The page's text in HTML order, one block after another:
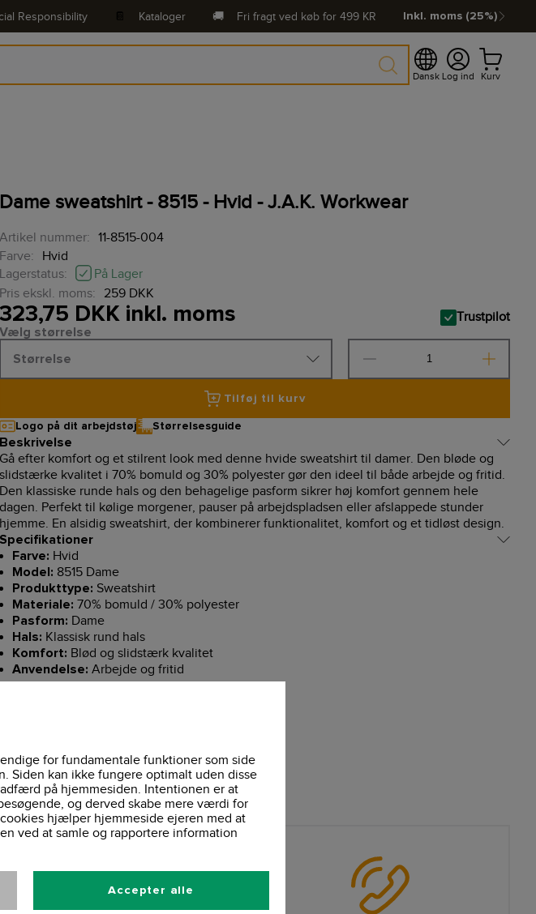
Responsibility Kataloger 🚚 Fri fragt ved køb for 499 KR Inkl. moms (25%)
Dansk Log ind Kurv
for fundamentale funktioner som side
Siden kan ikke fungere optimalt uden disse
på hjemmesiden. Intentionen er at
og derved skabe mere værdi for
hjælper hjemmeside ejeren med at
ved at samle og rapportere information
Accepter alle
Dame sweatshirt - 8515 - Hvid - J.A.K. Workwear
Artikel nummer:
11-8515-004
Farve:
Hvid
Lagerstatus:
På Lager
Pris ekskl. moms:
259 DKK
323,75 DKK inkl. moms Trustpilot
Vælg størrelse
Størrelse
Tilføj til kurv
Logo på dit arbejdstøj Størrelsesguide
Beskrivelse
Gå efter komfort og et stilrent look med denne hvide sweatshirt til damer. Den bløde og
slidstærke kvalitet i 70% bomuld og 30% polyester gør den ideel til både arbejde og fritid.
Den klassiske runde hals og den behagelige pasform sikrer høj komfort gennem hele
dagen. Perfekt til kølige morgener, pauser på arbejdspladsen eller afslappede stunder
hjemme. En alsidig sweatshirt, der kombinerer funktionalitet, komfort og et tidløst design.
Specifikationer
Farve: Hvid
Model: 8515 Dame
Produkttype: Sweatshirt
Materiale: 70% bomuld / 30% polyester
Pasform: Dame
Hals: Klassisk rund hals
Komfort: Blød og slidstærk kvalitet
Anvendelse: Arbejde og fritid